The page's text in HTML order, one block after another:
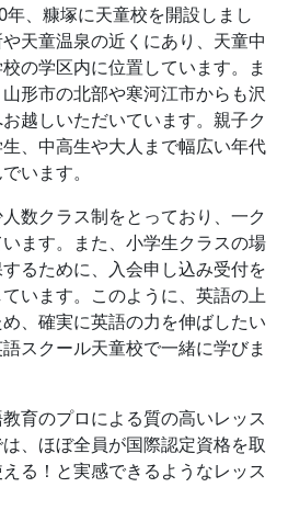
、糠塚に天童校を開設しまし
天童温泉の近くにあり、天童中
の学区内に位置しています。ま
形市の北部や寒河江市からも沢
越しいただいています。親子ク
、中高生や大人まで幅広い年代
います。
数クラス制をとっており、一ク
ます。また、小学生クラスの場
るために、入会申し込み受付を
います。このように、英語の上
、確実に英語の力を伸ばしたい
スクール天童校で一緒に学びま
育のプロによる質の高いレッス
、ほぼ全員が国際認定資格を取
る！と実感できるようなレッス